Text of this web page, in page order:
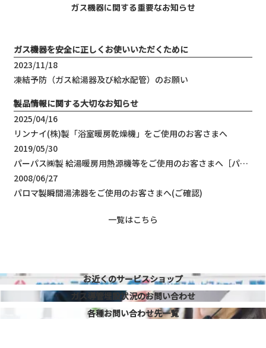
ガス機器に関する重要なお知らせ
ガス機器を安全に正しくお使いいただくために
2023/11/18
凍結予防（ガス給湯器及び給水配管）のお願い
製品情報に関する大切なお知らせ
2025/04/16
リンナイ(株)製「浴室暖房乾燥機」をご使用のお客さまへ
2019/05/30
パーパス㈱製 給湯暖房用熱源機等をご使用のお客さまへ［パーパス㈱からの点検・部品交換作業のお知らせ］
2008/06/27
パロマ製瞬間湯沸器をご使用のお客さまへ(ご確認)
一覧はこちら
お近くのサービスショップ
ガス導管埋設状況のお問い合わせ
各種お問い合わせ先一覧